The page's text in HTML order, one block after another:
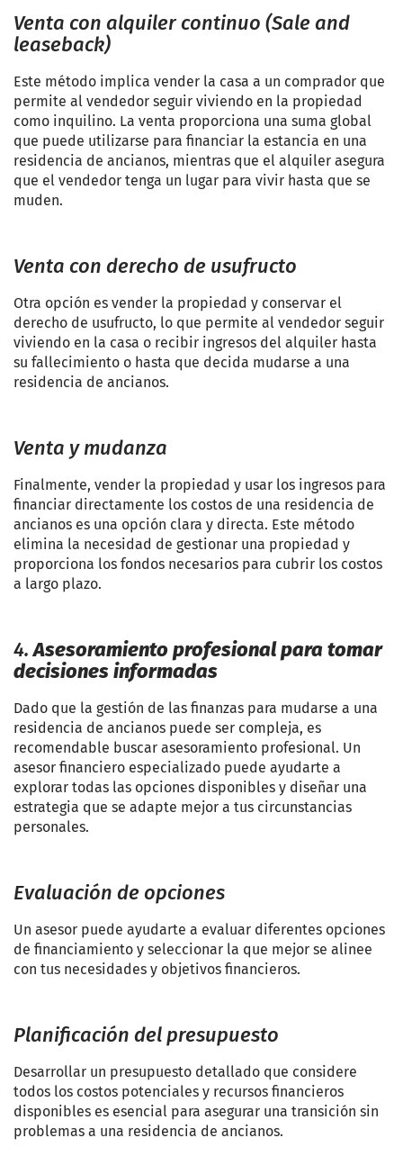
Venta con alquiler continuo (Sale and
leaseback)
Este método implica vender la casa a un comprador que
permite al vendedor seguir viviendo en la propiedad
como inquilino. La venta proporciona una suma global
que puede utilizarse para financiar la estancia en una
residencia de ancianos, mientras que el alquiler asegura
que el vendedor tenga un lugar para vivir hasta que se
muden.
Venta con derecho de usufructo
Otra opción es vender la propiedad y conservar el
derecho de usufructo, lo que permite al vendedor seguir
viviendo en la casa o recibir ingresos del alquiler hasta
su fallecimiento o hasta que decida mudarse a una
residencia de ancianos.
Venta y mudanza
Finalmente, vender la propiedad y usar los ingresos para
financiar directamente los costos de una residencia de
ancianos es una opción clara y directa. Este método
elimina la necesidad de gestionar una propiedad y
proporciona los fondos necesarios para cubrir los costos
a largo plazo.
4.Asesoramiento profesional para tomar
decisiones informadas
Dado que la gestión de las finanzas para mudarse a una
residencia de ancianos puede ser compleja, es
recomendable buscar asesoramiento profesional. Un
asesor financiero especializado puede ayudarte a
explorar todas las opciones disponibles y diseñar una
estrategia que se adapte mejor a tus circunstancias
personales.
Evaluación de opciones
Un asesor puede ayudarte a evaluar diferentes opciones
de financiamiento y seleccionar la que mejor se alinee
con tus necesidades y objetivos financieros.
Planificación del presupuesto
Desarrollar un presupuesto detallado que considere
todos los costos potenciales y recursos financieros
disponibles es esencial para asegurar una transición sin
problemas a una residencia de ancianos.